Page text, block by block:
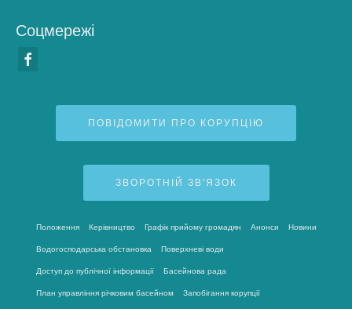
Соцмережі
ПОВІДОМИТИ ПРО КОРУПЦІЮ
ЗВОРОТНІЙ ЗВ'ЯЗОК
Положення Керівництво Графік прийому громадян Анонси Новини
Водогосподарська обстановка Поверхневі води
Доступ до публічної інформації Басейнова рада
План управління річковим басейном Запобігання корупції